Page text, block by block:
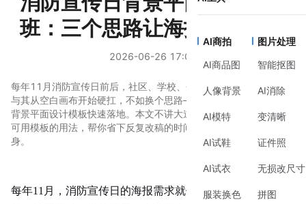
AI商拍
AI商品图
人像背景
AI模特
AI试鞋
AI试衣
服装换色
图片处理
智能抠图
AI消除
变清晰
证件照
无损改尺寸
拼图
班：三个思路让海报自己说话
2026-06-26 17:06
每年11月消防宣传日前后，社区、学校、企业都在赶制宣传物料。
与其从空白画布开始硬扛，不如换个思路——用现成的消防宣传日
背景平面设计模板快速落地。本文不讲大道理，直接拆解三种真实
可用模板的用法，帮你省下反复改稿的时间，把精力留给内容本
身。
每年11月，消防宣传日的海报需求就像定时闹钟一样准时响